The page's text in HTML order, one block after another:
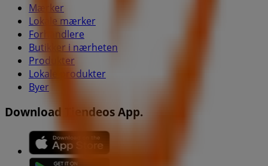
Mærker
Lokale mærker
Forhandlere
Butikker i nærheten
Produkter
Lokale produkter
Byer
Download Tiendeos App.